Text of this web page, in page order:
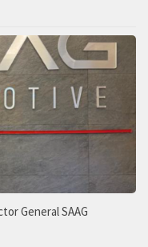
General SAAG